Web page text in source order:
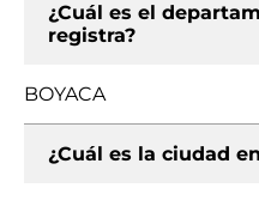
¿Cuál es el
registra?
BOYACA
¿Cuál es la ciudad